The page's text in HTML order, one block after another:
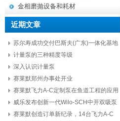
金相磨抛设备和耗材
近期文章
苏尔寿成功交付巴斯夫(广东)一体化基地
项目核心设备
计量泵的三种精度等级
深入认识计量泵
赛莱默郑州办事处开业
赛莱默飞力A-C定制泵在鱼道工程的应用
威乐发布创新一代Wilo-SCH中开双吸泵
赛莱默创造订单新纪录，14台飞力A-C